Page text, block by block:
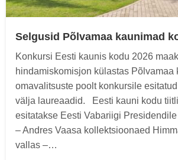
Selgusid Põlvamaa kaunimad
Konkursi Eesti kaunis kodu 2026
hindamiskomisjon külastas Põlvamaa
omavalitsuste poolt konkursile
välja laureaadid. Eesti kauni kodu
esitatakse Eesti Vabariigi
– Andres Vaasa kollektsioonaed
vallas –…